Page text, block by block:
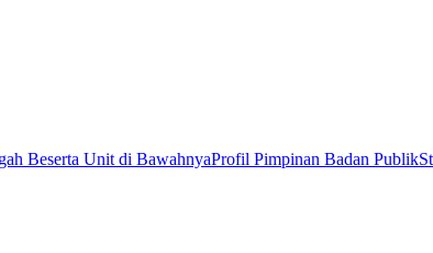
Beserta Unit di BawahnyaProfil Pimpinan Badan Publik